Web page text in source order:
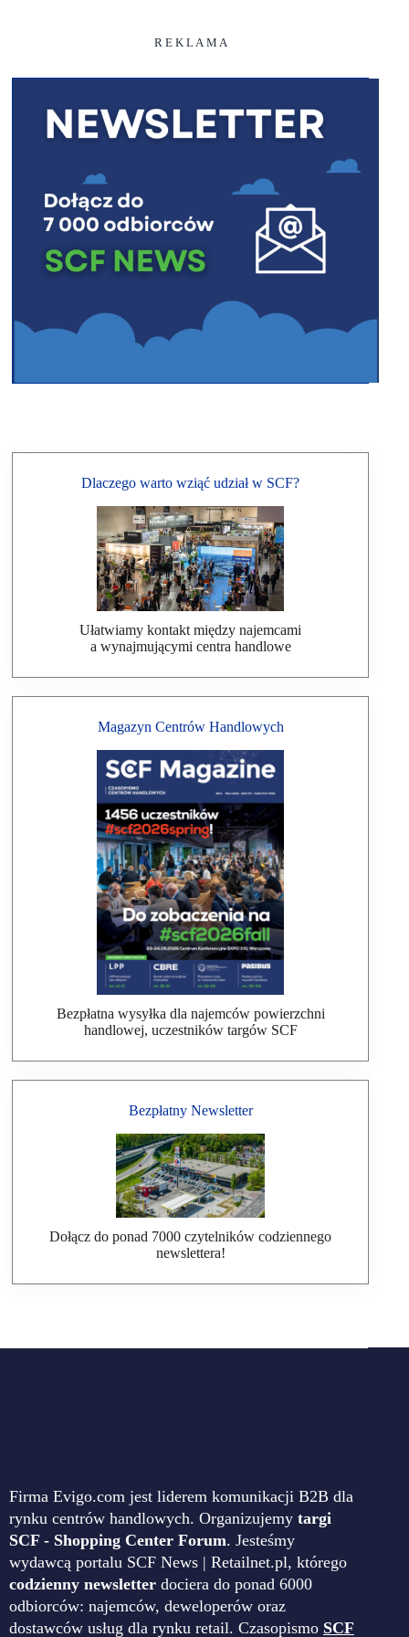
R E K L A M A
Dlaczego warto wziąć udział w SCF?
Ułatwiamy kontakt między najemcami
a wynajmującymi centra handlowe
Magazyn Centrów Handlowych
Bezpłatna wysyłka dla najemców powierzchni
handlowej, uczestników targów SCF
Bezpłatny Newsletter
Dołącz do ponad 7000 czytelników codziennego
newslettera!
Firma Evigo.com jest liderem komunikacji B2B dla
rynku centrów handlowych. Organizujemy targi
SCF - Shopping Center Forum. Jesteśmy
wydawcą portalu SCF News | Retailnet.pl, którego
codzienny newsletter dociera do ponad 6000
odbiorców: najemców, deweloperów oraz
dostawców usług dla rynku retail. Czasopismo SCF